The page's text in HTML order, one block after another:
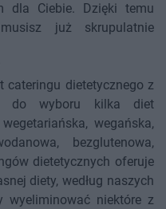
dla Ciebie. Dzięki temu
już skrupulatnie
cateringu dietetycznego z
do wyboru kilka diet
wegańska,
bezglutenowa,
dietetycznych oferuje
diety, według naszych
wyeliminować niektóre z